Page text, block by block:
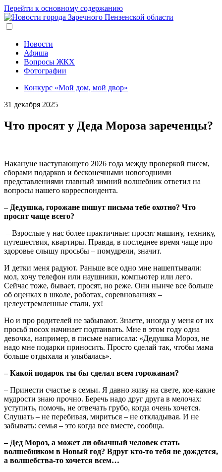
Перейти к основному содержанию
Новости
Афиша
Вопросы ЖКХ
Фотографии
Конкурс «Мой дом, мой двор»
31 декабря 2025
Что просят у Деда Мороза зареченцы?
Накануне наступающего 2026 года между проверкой писем,
сборами подарков и бесконечными новогодними
представлениями главный зимний волшебник ответил на
вопросы нашего корреспондента.
– Дедушка, горожане пишут письма тебе охотно? Что
просят чаще всего?
– Взрослые у нас более практичные: просят машину, технику,
путешествия, квартиры. Правда, в последнее время чаще про
здоровье слышу просьбы – помудрели, значит.
И детки меня радуют. Раньше все одно мне нашептывали:
мол, хочу телефон или наушники, компьютер или лего.
Сейчас тоже, бывает, просят, но реже. Они нынче все больше
об оценках в школе, роботах, соревнованиях –
целеустремленные стали, ух!
Но и про родителей не забывают. Знаете, иногда у меня от их
просьб посох начинает подтаивать. Мне в этом году одна
девочка, например, в письме написала: «Дедушка Мороз, не
надо мне подарки приносить. Просто сделай так, чтобы мама
больше отдыхала и улыбалась».
– Какой подарок ты бы сделал всем горожанам?
– Принести счастье в семьи. Я давно живу на свете, кое-какие
мудрости знаю прочно. Беречь надо друг друга в мелочах:
уступить, помочь, не отвечать грубо, когда очень хочется.
Слушать – не перебивая, мириться – не откладывая. И не
забывать: семья – это когда все вместе, сообща.
– Дед Мороз, а может ли обычный человек стать
волшебником в Новый год? Вдруг кто-то тебя не дождется,
а волшебства-то хочется всем…